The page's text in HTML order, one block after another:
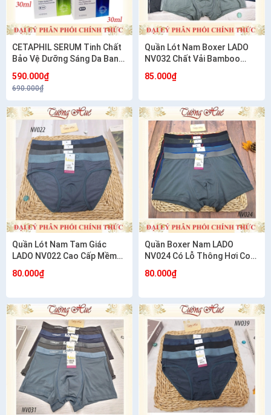
CETAPHIL SERUM Tinh Chất
Bảo Vệ Dưỡng Sáng Da Ban
590.000₫
690.000₫
Quần Lót Nam Boxer LADO
NV032 Chất Vải Bamboo
85.000₫
Quần Lót Nam Tam Giác
LADO NV022 Cao Cấp Mềm
80.000₫
Quần Boxer Nam LADO
NV024 Có Lỗ Thông Hơi Co
80.000₫